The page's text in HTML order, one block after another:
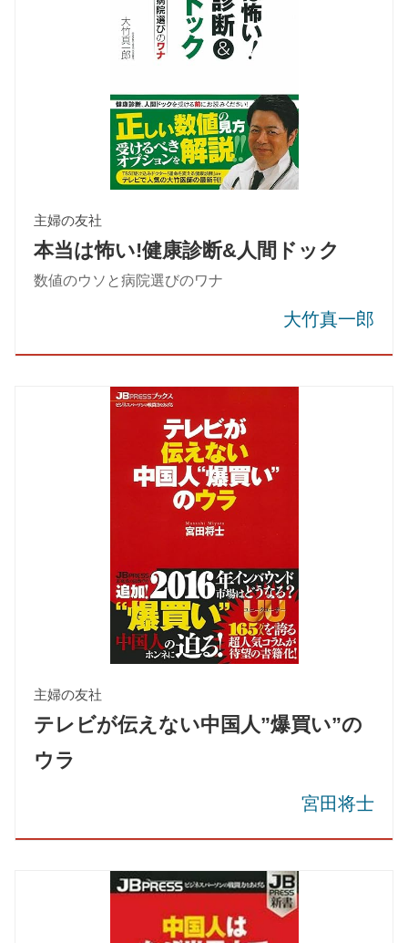
主婦の友社
本当は怖い!健康診断&人間ドック
数値のウソと病院選びのワナ
大竹真一郎
主婦の友社
テレビが伝えない中国人”爆買い”の
ウラ
宮田将士